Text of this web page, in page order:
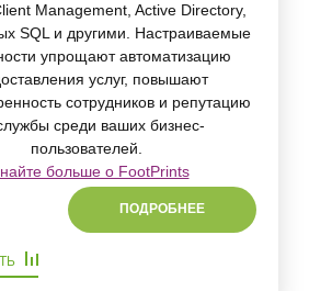
Management, Active Directory,
SQL и другими. Настраиваемые
упрощают автоматизацию
услуг, повышают
сотрудников и репутацию
среди ваших бизнес-
пользователей.
больше о FootPrints
ПОДРОБНЕЕ